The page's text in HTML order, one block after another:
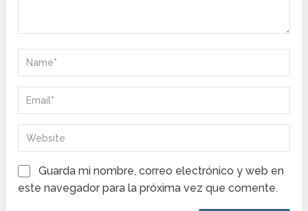
Guarda mi nombre, correo electrónico y web en
este navegador para la próxima vez que comente.